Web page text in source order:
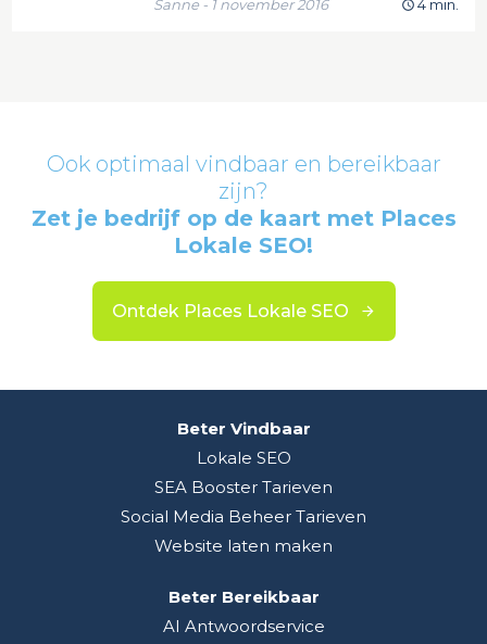
Sanne - 1 november 2016
4 min.
Ook optimaal vindbaar en bereikbaar
zijn?
Zet je bedrijf op de kaart met Places
Lokale SEO!
Ontdek Places Lokale SEO
Beter Vindbaar
Lokale SEO
SEA Booster Tarieven
Social Media Beheer Tarieven
Website laten maken
Beter Bereikbaar
AI Antwoordservice